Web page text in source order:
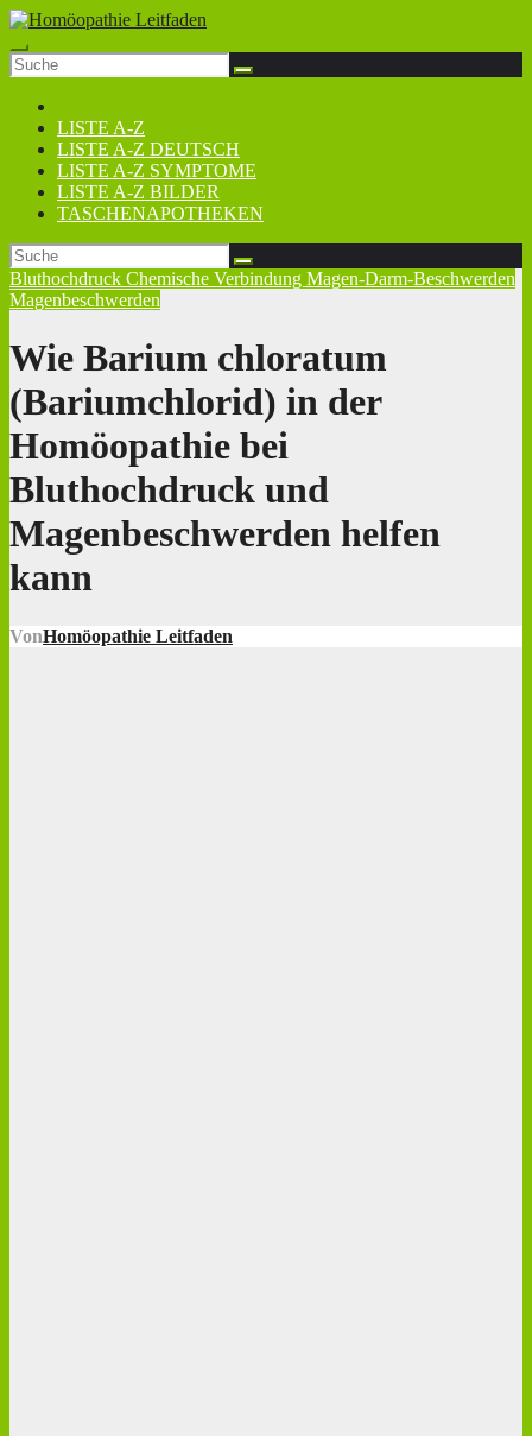
Zum
Inhalt
springen
LISTE A-Z
LISTE A-Z DEUTSCH
LISTE A-Z SYMPTOME
LISTE A-Z BILDER
TASCHENAPOTHEKEN
Bluthochdruck Chemische Verbindung Magen-Darm-Beschwerden
Magenbeschwerden
Wie Barium chloratum
(Bariumchlorid) in der
Homöopathie bei
Bluthochdruck und
Magenbeschwerden helfen
kann
VonHomöopathie Leitfaden